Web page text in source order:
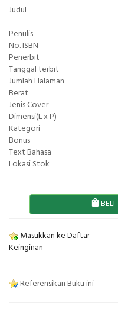
Judul
Penulis
No. ISBN
Penerbit
Tanggal terbit
Jumlah Halaman
Berat
Jenis Cover
Dimensi(L x P)
Kategori
Bonus
Text Bahasa
Lokasi Stok
BELI
Masukkan ke Daftar
Keinginan
Referensikan Buku ini